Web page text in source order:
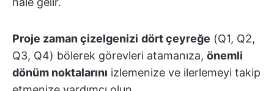
Proje zaman çizelgenizi dört çeyreğe (Q1, Q2,
Q3, Q4) bölerek görevleri atamanıza, önemli
dönüm noktalarını izlemenize ve ilerlemeyi takip